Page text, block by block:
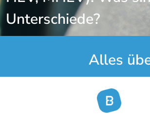
Unterschiede?
Alles